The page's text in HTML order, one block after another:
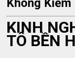
Không Kiểm
KINH
TÔ BỀN